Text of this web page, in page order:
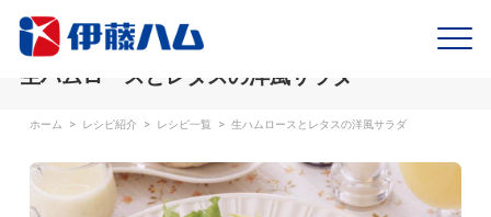
生ハムロースとレタスの洋風サラダ
ホーム > レシピ紹介 > レシピ一覧 > 生ハムロースとレタスの洋風サラダ